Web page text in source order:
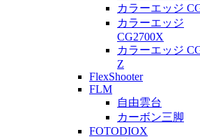
カラーエッジ
カラーエッジ
CG2700X
カラーエッジ
Z
FlexShooter
FLM
自由雲台
カーボン三脚
FOTODIOX